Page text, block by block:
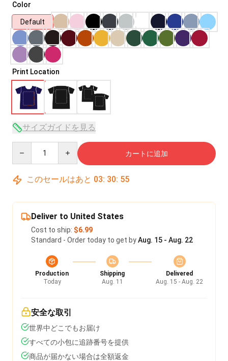
Color
Default
Print Location
サイズガイドを見る
カートに追加
このセールはあと 03: 30: 54
Deliver to United States
Cost to ship: $6.99
Standard - Order today to get byAug. 15 - Aug. 22
Production
Today
Shipping
Aug. 11
Delivered
Aug. 15 - Aug. 22
安全な取引
世界中どこでもお届け
すべての小包に追跡番号を提供
商品が届かない場合は全額返金